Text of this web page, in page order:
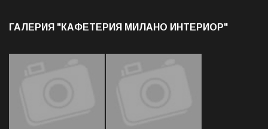
ГАЛЕРИЯ "КАФЕТЕРИЯ МИЛАНО ИНТЕРИОР"